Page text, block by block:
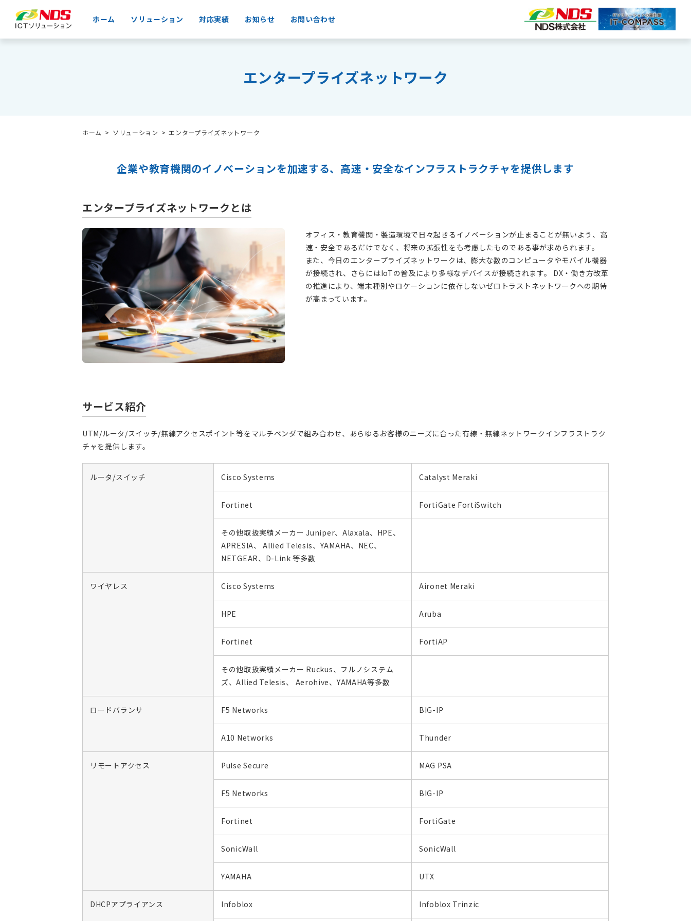
ホーム ソリューション 対応実績 お知らせ お問い合わせ
エンタープライズネットワーク
ホーム ソリューション エンタープライズネットワーク
企業や教育機関のイノベーションを加速する、高速・安全なインフラストラクチャを提供します
エンタープライズネットワークとは
オフィス・教育機関・製造環境で日々起きるイノベーションが止まることが無いよう、高
速・安全であるだけでなく、将来の拡張性をも考慮したものである事が求められます。
また、今日のエンタープライズネットワークは、膨大な数のコンピュータやモバイル機器
が接続され、さらにはIoTの普及により多様なデバイスが接続されます。 DX・働き方改革
の推進により、端末種別やロケーションに依存しないゼロトラストネットワークへの期待
が高まっています。
サービス紹介
UTM/ルータ/スイッチ/無線アクセスポイント等をマルチベンダで組み合わせ、あらゆるお客様のニーズに合った有線・無線ネットワークインフラストラク
チャを提供します。
ルータ/スイッチ Cisco Systems Catalyst Meraki
Fortinet FortiGate FortiSwitch
その他取扱実績メーカー Juniper、Alaxala、HPE、
APRESIA、 Allied Telesis、YAMAHA、NEC、
NETGEAR、D-Link 等多数
ワイヤレス Cisco Systems Aironet Meraki
HPE Aruba
Fortinet FortiAP
その他取扱実績メーカー Ruckus、フルノシステム
ズ、Allied Telesis、 Aerohive、YAMAHA等多数
ロードバランサ F5 Networks BIG-IP
A10 Networks Thunder
リモートアクセス Pulse Secure MAG PSA
F5 Networks BIG-IP
Fortinet FortiGate
SonicWall SonicWall
YAMAHA UTX
DHCPアプライアンス Infoblox Infoblox Trinzic